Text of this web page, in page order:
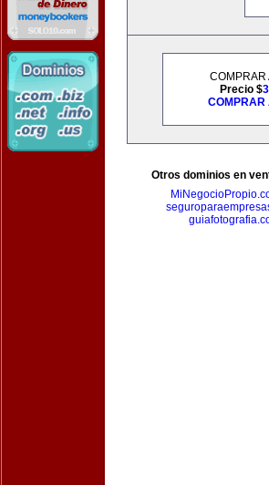
COMPRAR
Precio $
COMPRAR
Otros dominios en